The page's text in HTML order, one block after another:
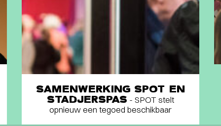
SAMENWERKING SPOT EN
STADJERSPAS - SPOT stelt
opnieuw een tegoed beschikbaar